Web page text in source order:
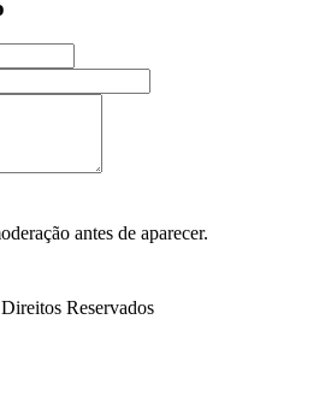
antes de aparecer.
Reservados